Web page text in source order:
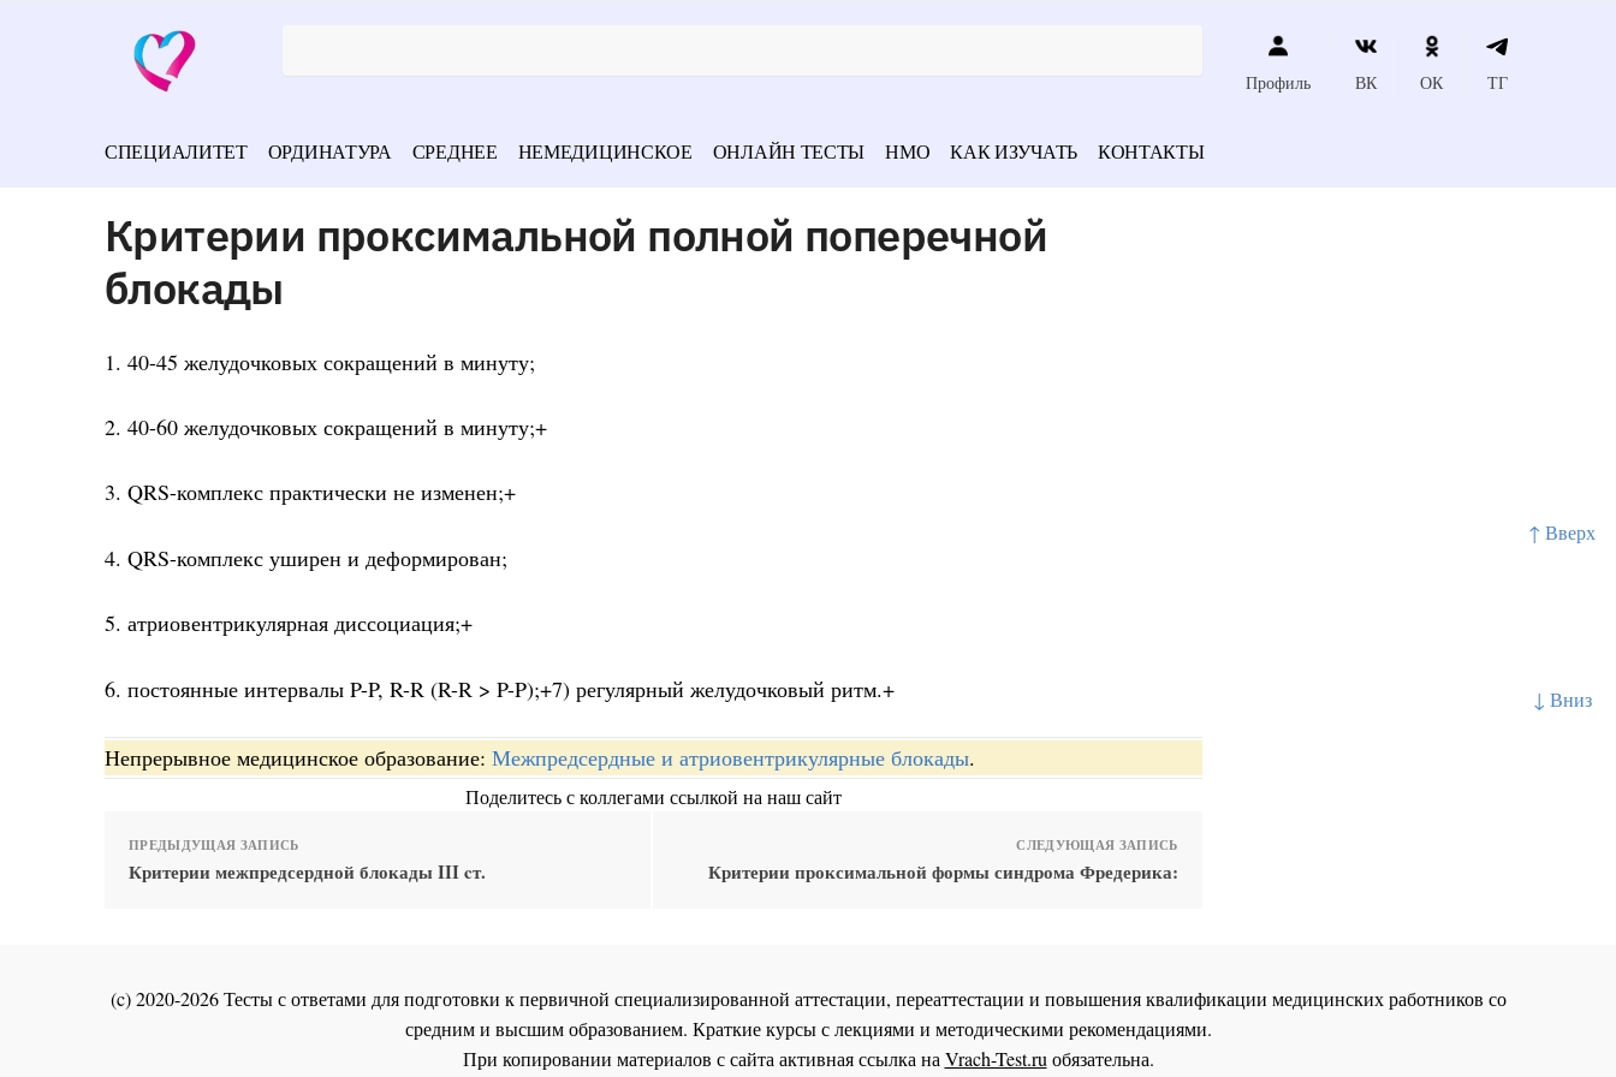
↑ Вверх
↓ Вниз
Профиль ВК ОК ТГ
СПЕЦИАЛИТЕТ ОРДИНАТУРА СРЕДНЕЕ НЕМЕДИЦИНСКОЕ ОНЛАЙН ТЕСТЫ НМО КАК ИЗУЧАТЬ КОНТАКТЫ
Критерии проксимальной полной поперечной
блокады
1. 40-45 желудочковых сокращений в минуту;
2. 40-60 желудочковых сокращений в минуту;+
3. QRS-комплекс практически не изменен;+
4. QRS-комплекс уширен и деформирован;
5. атриовентрикулярная диссоциация;+
6. постоянные интервалы P-P, R-R (R-R > P-P);+7) регулярный желудочковый ритм.+
Непрерывное медицинское образование: Межпредсердные и атриовентрикулярные блокады.
Поделитесь с коллегами ссылкой на наш сайт
ПРЕДЫДУЩАЯ ЗАПИСЬ
Критерии межпредсердной блокады III cт.
СЛЕДУЮЩАЯ ЗАПИСЬ
Критерии проксимальной формы синдрома Фредерика:
(c) 2020-2026 Тесты с ответами для подготовки к первичной специализированной аттестации, переаттестации и повышения квалификации медицинских работников со
средним и высшим образованием. Краткие курсы с лекциями и методическими рекомендациями.
При копировании материалов с сайта активная ссылка наVrach-Test.ruобязательна.